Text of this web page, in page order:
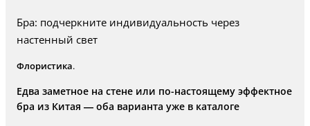
Бра: подчеркните индивидуальность через
настенный свет
Флористика.
Едва заметное на стене или по-настоящему эффектное
бра из Китая — оба варианта уже в каталоге